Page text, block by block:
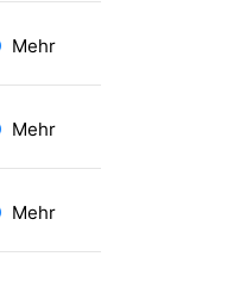
Mehr
Mehr
Mehr